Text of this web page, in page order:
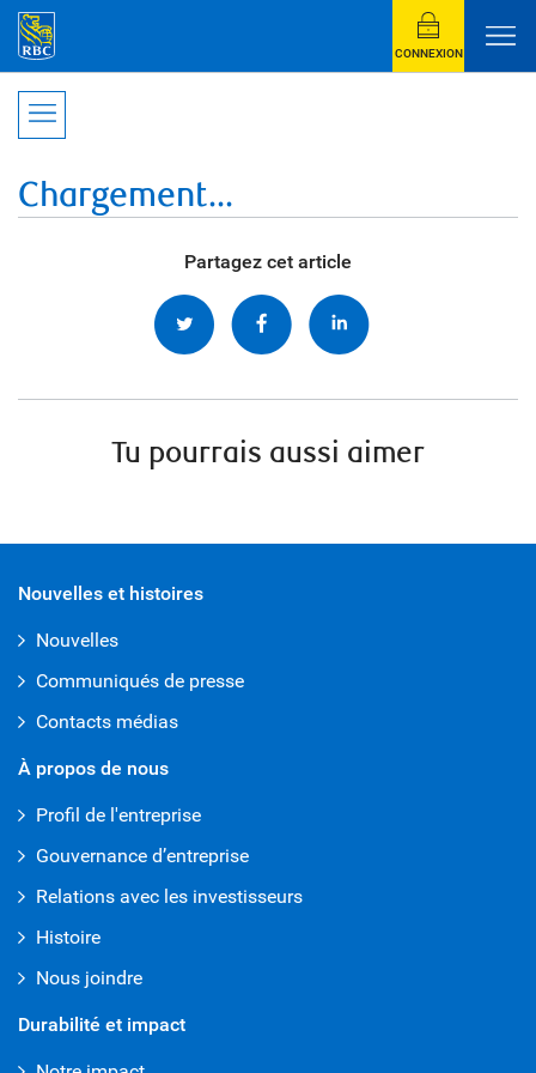
CONNEXION
Chargement...
Partagez cet article
Tu pourrais aussi aimer
Nouvelles et histoires
Nouvelles
Communiqués de presse
Contacts médias
À propos de nous
Profil de l'entreprise
Gouvernance d’entreprise
Relations avec les investisseurs
Histoire
Nous joindre
Durabilité et impact